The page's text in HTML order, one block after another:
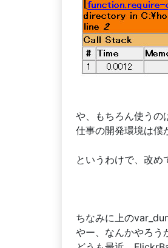
や、もちろん使うの
仕事の開発環境は僕
というわけで、改め
ちなみに上の
やー、なんかやろう